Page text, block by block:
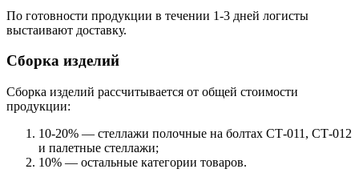
По готовности продукции в течении 1-3 дней логисты
выстаивают доставку.
Сборка изделий
Сборка изделий рассчитывается от общей стоимости
продукции:
10-20% — стеллажи полочные на болтах СТ-011, СТ-012
и палетные стеллажи;
10% — остальные категории товаров.